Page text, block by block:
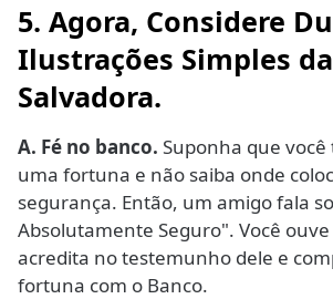
5. Agora, Considere
Ilustrações Simples
Salvadora.
A. Fé no banco. Suponha que
uma fortuna e não saiba onde
segurança. Então, um amigo fala
Absolutamente Seguro". Você
acredita no testemunho dele e
fortuna com o Banco.